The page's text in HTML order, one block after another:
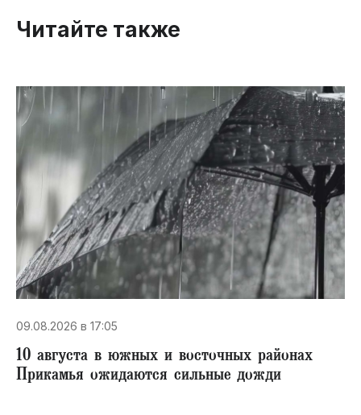
Читайте также
09.08.2026 в 17:05
10 августа в южных и восточных районах
Прикамья ожидаются сильные дожди